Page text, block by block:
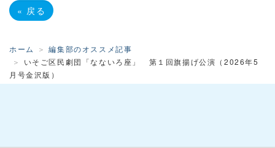
« 戻る
ホーム
編集部のオススメ記事
いそご区民劇団「なないろ座」 第１回旗揚げ公演（2026年5
月号金沢版）